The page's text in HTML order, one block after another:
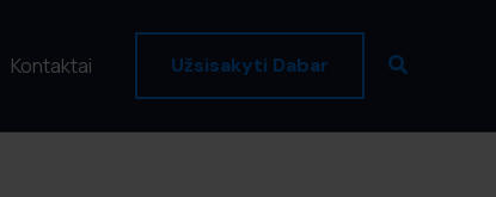
Kontaktai Užsisakyti Dabar Paieška